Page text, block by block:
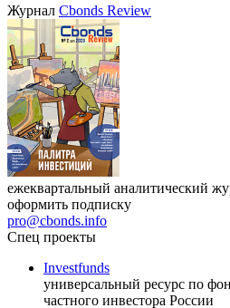
VIII международная
Республики Узбекистан»
17.09.2026, Ташкент
ЖурналCbonds Review
ежеквартальный аналитический
оформить подписку
pro@cbonds.info
Спец проекты